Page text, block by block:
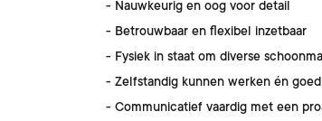
- Nauwkeurig en oog voor detail
- Betrouwbaar en flexibel inzetbaar
- Fysiek in staat om diverse
- Zelfstandig kunnen werken én
- Communicatief vaardig met een